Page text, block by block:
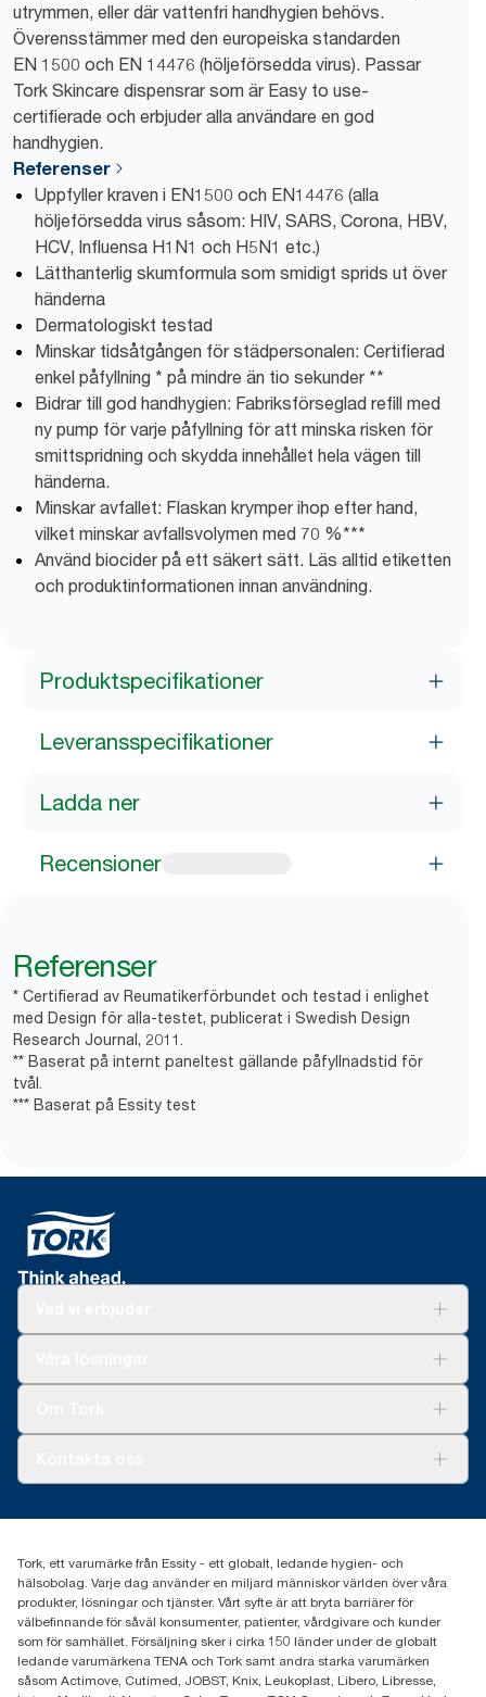
utrymmen, eller där vattenfri handhygien behövs.
Överensstämmer med den europeiska standarden
EN 1500 och EN 14476 (höljeförsedda virus). Passar
Tork Skincare dispensrar som är Easy to use-
certifierade och erbjuder alla användare en god
handhygien.
Referenser
Uppfyller kraven i EN1500 och EN14476 (alla
höljeförsedda virus såsom: HIV, SARS, Corona, HBV,
HCV, Influensa H1N1 och H5N1 etc.)
Lätthanterlig skumformula som smidigt sprids ut över
händerna
Dermatologiskt testad
Minskar tidsåtgången för städpersonalen: Certifierad
enkel påfyllning * på mindre än tio sekunder **
Bidrar till god handhygien: Fabriksförseglad refill med
ny pump för varje påfyllning för att minska risken för
smittspridning och skydda innehållet hela vägen till
händerna.
Minskar avfallet: Flaskan krymper ihop efter hand,
vilket minskar avfallsvolymen med 70 %***
Använd biocider på ett säkert sätt. Läs alltid etiketten
och produktinformationen innan användning.
Produktspecifikationer
Leveransspecifikationer
Ladda ner
Recensioner
Referenser
* Certifierad av Reumatikerförbundet och testad i enlighet
med Design för alla-testet, publicerat i Swedish Design
Research Journal, 2011.
** Baserat på internt paneltest gällande påfyllnadstid för
tvål.
*** Baserat på Essity test
031-746 17 00
Tork, ett varumärke från Essity - ett globalt, ledande hygien- och
hälsobolag. Varje dag använder en miljard människor världen över våra
produkter, lösningar och tjänster. Vårt syfte är att bryta barriärer för
välbefinnande för såväl konsumenter, patienter, vårdgivare och kunder
som för samhället. Försäljning sker i cirka 150 länder under de globalt
ledande varumärkena TENA och Tork samt andra starka varumärken
såsom Actimove, Cutimed, JOBST, Knix, Leukoplast, Libero, Libresse,